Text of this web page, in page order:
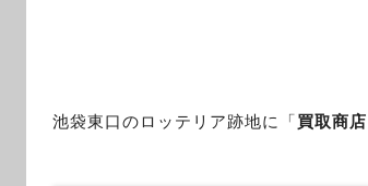
池袋東口のロッテリア跡地に「買取商店